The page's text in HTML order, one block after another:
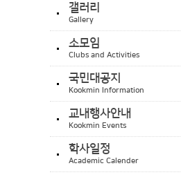
갤러리
Gallery
소모임
Clubs and Activities
국민대공지
Kookmin Information
교내행사안내
Kookmin Events
학사일정
Academic Calender